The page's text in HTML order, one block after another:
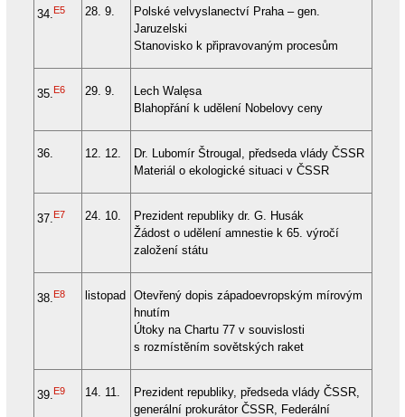
34.E5 28. 9.
Polské velvyslanectví Praha – gen.
Jaruzelski
Stanovisko k připravovaným procesům
35.E6 29. 9.
Lech Walęsa
Blahopřání k udělení Nobelovy ceny
36. 12. 12.
Dr. Lubomír Štrougal, předseda vlády ČSSR
Materiál o ekologické situaci v ČSSR
37.E7 24. 10.
Prezident republiky dr. G. Husák
Žádost o udělení amnestie k 65. výročí
založení státu
38.E8 listopad
Otevřený dopis západoevropským mírovým
hnutím
Útoky na Chartu 77 v souvislosti
s rozmístěním sovětských raket
39.E9 14. 11.
Prezident republiky, předseda vlády ČSSR,
generální prokurátor ČSSR, Federální